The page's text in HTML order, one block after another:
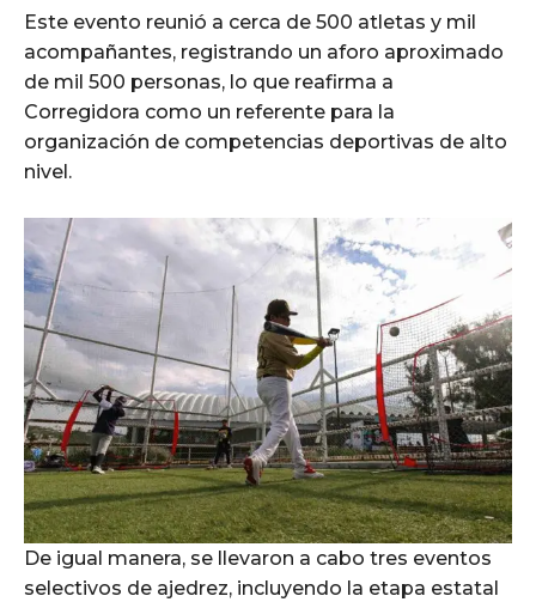
Este evento reunió a cerca de 500 atletas y mil
acompañantes, registrando un aforo aproximado
de mil 500 personas, lo que reafirma a
Corregidora como un referente para la
organización de competencias deportivas de alto
nivel.
De igual manera, se llevaron a cabo tres eventos
selectivos de ajedrez, incluyendo la etapa estatal